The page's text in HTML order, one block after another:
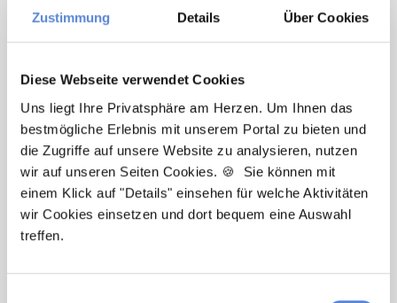
Zustimmung Details Über Cookies
Diese Webseite verwendet Cookies
Uns liegt Ihre Privatsphäre am Herzen. Um Ihnen das
bestmögliche Erlebnis mit unserem Portal zu bieten und
die Zugriffe auf unsere Website zu analysieren, nutzen
wir auf unseren Seiten Cookies. 🍪 Sie können mit
einem Klick auf "Details" einsehen für welche Aktivitäten
wir Cookies einsetzen und dort bequem eine Auswahl
treffen.
01.01.2029 inCoesfeld
Nachfolger Hausarztpraxis in Coesfeld in
Voll- oder Teilzeit. Moderne / digitalisierte
Praxis, Weihnachtsgeld, Betriebliche
Altersvorsorge, Option zur Partnerschaft,
Einblick in Umsatzzahlen, Treuer
Patientenstamm, Nachfolger gesucht, Fort-
gestellt.